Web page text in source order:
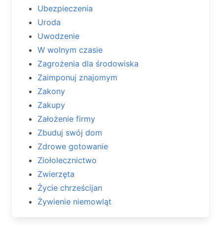
Ubezpieczenia
Uroda
Uwodzenie
W wolnym czasie
Zagrożenia dla środowiska
Zaimponuj znajomym
Zakony
Zakupy
Założenie firmy
Zbuduj swój dom
Zdrowe gotowanie
Ziołolecznictwo
Zwierzęta
Życie chrześcijan
Żywienie niemowląt